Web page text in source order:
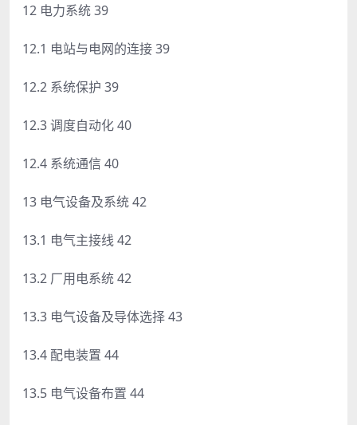
12 电力系统 39
12.1 电站与电网的连接 39
12.2 系统保护 39
12.3 调度自动化 40
12.4 系统通信 40
13 电气设备及系统 42
13.1 电气主接线 42
13.2 厂用电系统 42
13.3 电气设备及导体选择 43
13.4 配电装置 44
13.5 电气设备布置 44